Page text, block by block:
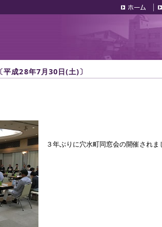
成28年7月30日(土)〕
３年ぶりに穴水町同窓会の開催されま